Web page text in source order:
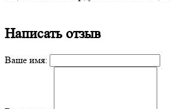
Написать отзыв
Ваше имя: